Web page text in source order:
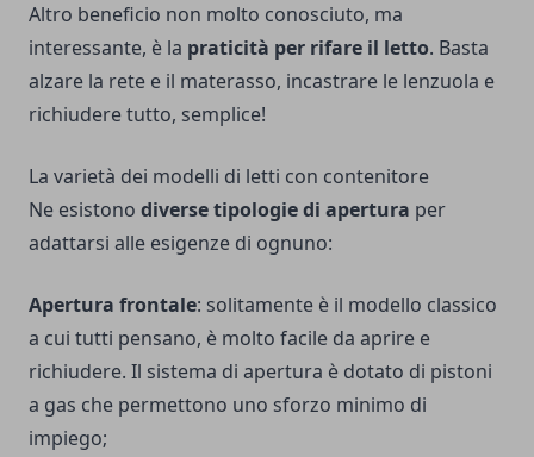
Altro beneficio non molto conosciuto, ma
interessante, è la praticità per rifare il letto. Basta
alzare la rete e il materasso, incastrare le lenzuola e
richiudere tutto, semplice!
La varietà dei modelli di letti con contenitore
Ne esistono diverse tipologie di apertura per
adattarsi alle esigenze di ognuno:
Apertura frontale: solitamente è il modello classico
a cui tutti pensano, è molto facile da aprire e
richiudere. Il sistema di apertura è dotato di pistoni
a gas che permettono uno sforzo minimo di
impiego;